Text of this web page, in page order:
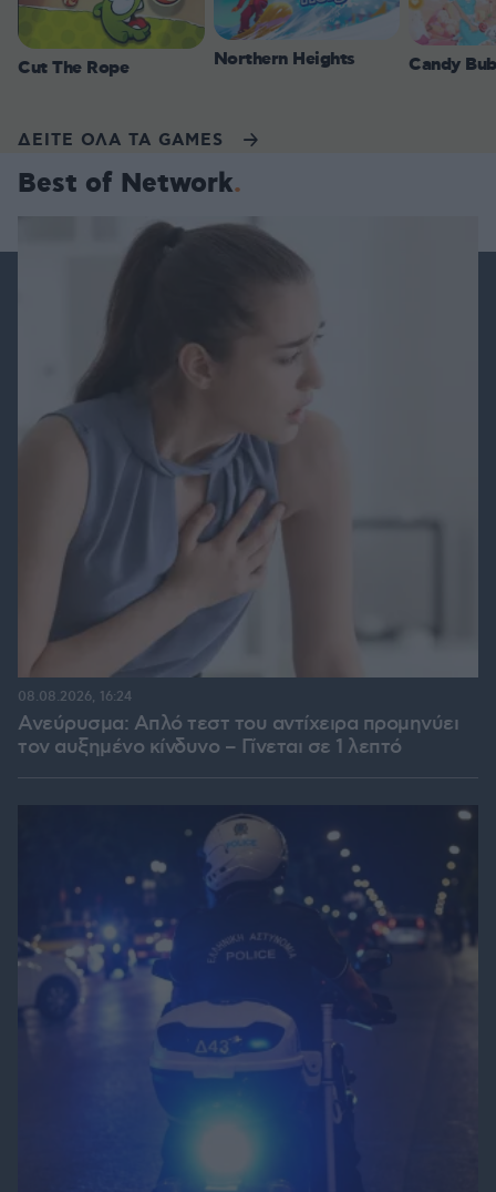
Cut The Rope Northern Heights Candy
ΔΕΙΤΕ ΟΛΑ ΤΑ GAMES
Best of Network
Ανεύρυσμα: Απλό τεστ του αντίχειρα προμηνύει
τον αυξημένο κίνδυνο – Γίνεται σε 1 λεπτό
08.08.2026, 16:24